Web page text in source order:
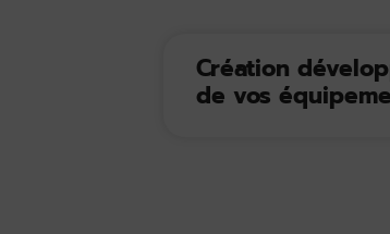
Création
de vos